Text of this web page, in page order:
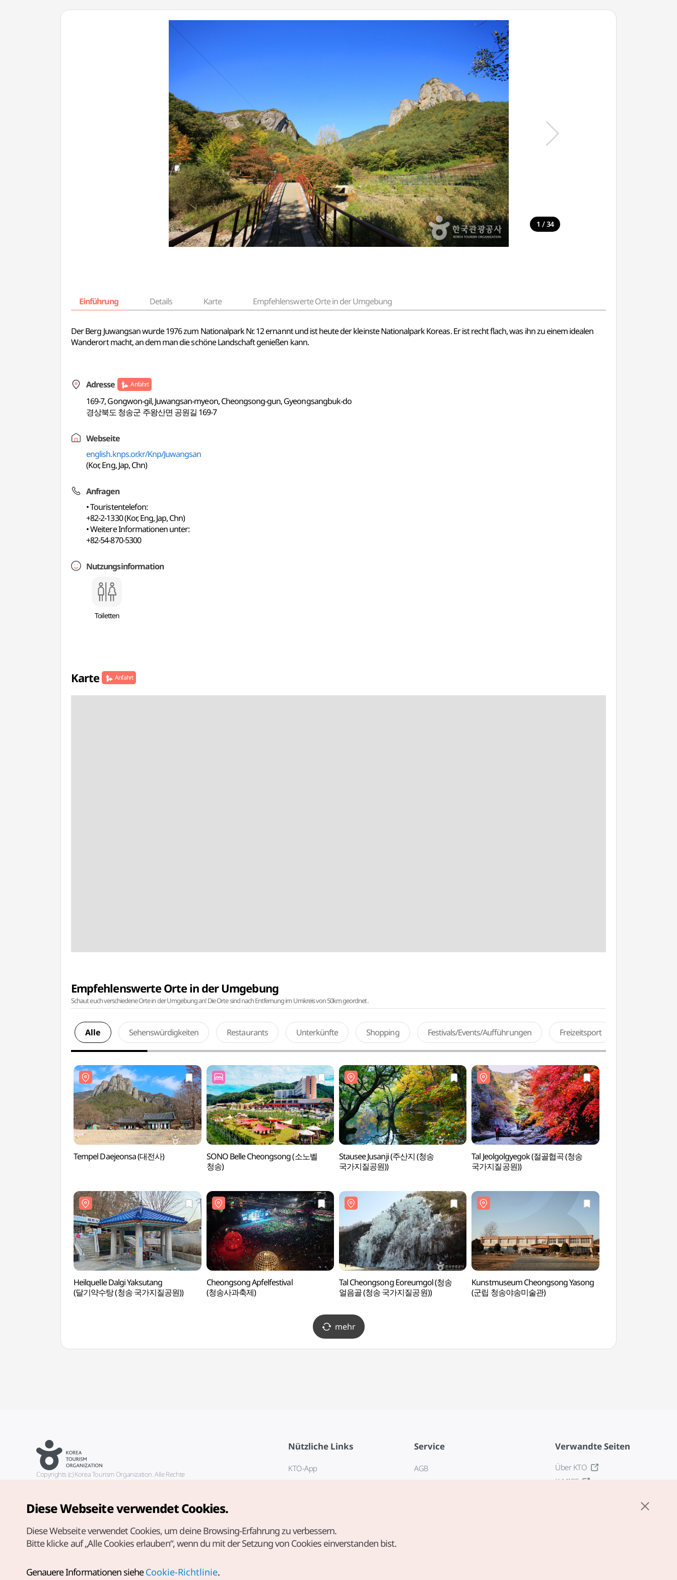
1 / 34
Einführung Details Karte Empfehlenswerte Orte in der Umgebung
Der Berg Juwangsan wurde 1976 zum Nationalpark Nr. 12 ernannt und ist heute der kleinste Nationalpark Koreas. Er ist recht flach, was ihn zu einem idealen
Wanderort macht, an dem man die schöne Landschaft genießen kann.
Adresse Anfahrt
169-7, Gongwon-gil, Juwangsan-myeon, Cheongsong-gun, Gyeongsangbuk-do
경상북도 청송군 주왕산면 공원길 169-7
Webseite
english.knps.or.kr/Knp/Juwangsan
(Kor, Eng, Jap, Chn)
Anfragen
• Touristentelefon:
+82-2-1330 (Kor, Eng, Jap, Chn)
• Weitere Informationen unter:
+82-54-870-5300
Nutzungsinformation
Toiletten
Karte Anfahrt
Empfehlenswerte Orte in der Umgebung
Schaut euch verschiedene Orte in der Umgebung an! Die Orte sind nach Entfernung im Umkreis von 50km geordnet.
Alle Sehenswürdigkeiten Restaurants Unterkünfte Shopping Festivals/Events/Aufführungen Freizeitsport
Tempel Daejeonsa (대전사)
SONO Belle Cheongsong (소노벨
청송)
Stausee Jusanji (주산지 (청송
국가지질공원))
Tal Jeolgolgyegok (절골협곡 (청송
국가지질공원))
Heilquelle Dalgi Yaksutang
(달기약수탕 (청송 국가지질공원))
Cheongsong Apfelfestival
(청송사과축제)
Tal Cheongsong Eoreumgol (청송
얼음골 (청송 국가지질공원))
Kunstmuseum Cheongsong Yasong
(군립 청송야송미술관)
mehr
Nützliche Links
KTO-App
Service
AGB
Verwandte Seiten
Über KTO
K-MICE
Copyrights (c) Korea Tourism Organization. Alle Rechte
german@knto.or.kr
Diese Webseite verwendet Cookies.
Diese Webseite verwendet Cookies, um deine Browsing-Erfahrung zu verbessern.
Bitte klicke auf „Alle Cookies erlauben“, wenn du mit der Setzung von Cookies einverstanden bist.
Genauere Informationen sieheCookie-Richtlinie.